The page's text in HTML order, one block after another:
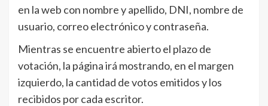
en la web con nombre y apellido, DNI, nombre de
usuario, correo electrónico y contraseña.
Mientras se encuentre abierto el plazo de
votación, la página irá mostrando, en el margen
izquierdo, la cantidad de votos emitidos y los
recibidos por cada escritor.